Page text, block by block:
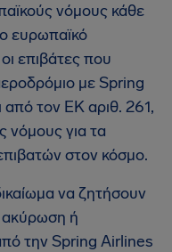
νόμους κάθε
ευρωπαϊκό
επιβάτες που
με Spring
τον ΕΚ αριθ. 261,
νόμους για τα
στον κόσμο.
να ζητήσουν
ακύρωση ή
την Spring Airlines